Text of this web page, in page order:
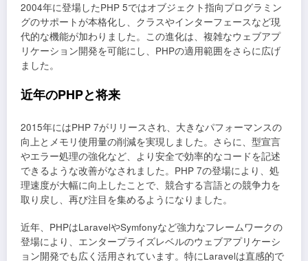
2004年に登場したPHP 5ではオブジェクト指向プログラミン
グのサポートが本格化し、クラスやインターフェースなど現
代的な機能が加わりました。この進化は、複雑なウェブアプ
リケーション開発を可能にし、PHPの適用範囲をさらに広げ
ました。
近年のPHPと将来
2015年にはPHP 7がリリースされ、大きなパフォーマンスの
向上とメモリ使用量の削減を実現しました。さらに、型宣言
やエラー処理の強化など、より安全で効率的なコードを記述
できるような改善がなされました。PHP 7の登場により、処
理速度が大幅に向上したことで、競合する言語との競争力を
取り戻し、再び注目を集めるようになりました。
近年、PHPはLaravelやSymfonyなど強力なフレームワークの
登場により、エンタープライズレベルのウェブアプリケーシ
ョン開発でも広く活用されています。特にLaravelは直感的で